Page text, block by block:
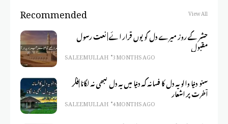
Recommended View All
حشر کے روز میرے دل کو یوں قرار ائے | نعت رسول
مقبول
SALEEM ULLAH 3 MONTHS AGO
سنو دنیا والو یہ دل کا فسانہ کہ دنیا میں یہ دل کبھی نہ لگانا |فکر
آخرت پر اشعار
SALEEM ULLAH 4 MONTHS AGO